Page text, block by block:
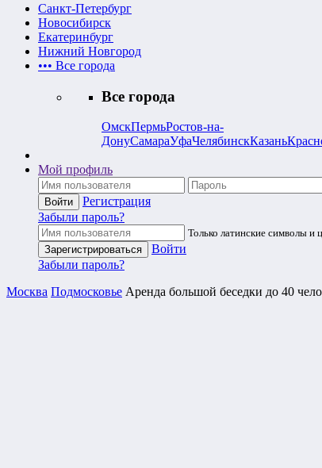
Санкт-Петербург
Новосибирск
Екатеринбург
Нижний Новгород
••• Все города
Все города
ОмскПермьРостов-на-
ДонуСамараУфаЧелябинскКазань
Мой профиль
Регистрация
Забыли пароль?
Только латинские символы
Войти
Забыли пароль?
Москва Подмосковье Аренда большой беседки до 40